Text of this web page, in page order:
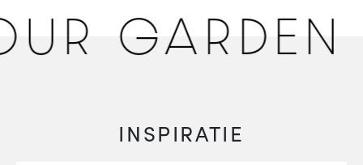
GARDEN
INSPIRATIE